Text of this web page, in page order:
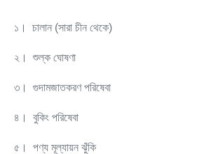
১। চালান (সারা চীন থেকে)
২। শুল্ক ঘোষণা
৩। গুদামজাতকরণ পরিষেবা
৪। বুকিং পরিষেবা
৫। পণ্য মূল্যায়ন ঝুঁকি